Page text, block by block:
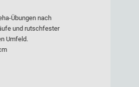
Übungen nach
und rutschfester
Umfeld.